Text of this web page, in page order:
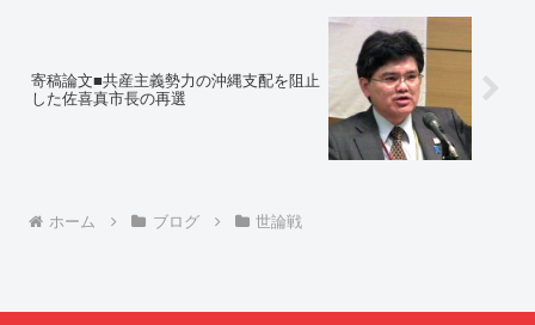
寄稿論文■共産主義勢力の沖縄支配を阻止
した佐喜真市長の再選
ホーム ブログ 世論戦